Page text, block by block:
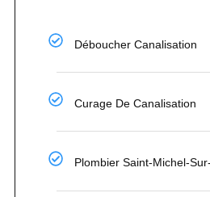
Déboucher Canalisation
Curage De Canalisation
Plombier Saint-Michel-